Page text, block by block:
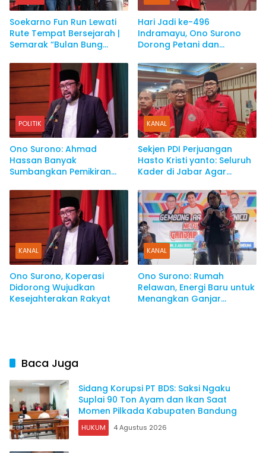
Soekarno Fun Run Lewati
Rute Tempat Bersejarah |
Semarak “Bulan Bung
Hari Jadi ke-496
Indramayu, Ono Surono
Dorong Petani dan
POLITIK
Ono Surono: Ahmad
Hassan Banyak
Sumbangkan Pemikiran
KANAL
Sekjen PDI Perjuangan
Hasto Kristi yanto: Seluruh
Kader di Jabar Agar
Pranowo
KANAL
Ono Surono, Koperasi
Didorong Wujudkan
Kesejahterakan Rakyat
KANAL
Ono Surono: Rumah
Relawan, Energi Baru untuk
Menangkan Ganjar
Baca Juga
Sidang Korupsi PT BDS: Saksi Ngaku
Suplai 90 Ton Ayam dan Ikan Saat
Momen Pilkada Kabupaten Bandung
HUKUM 4 Agustus 2026